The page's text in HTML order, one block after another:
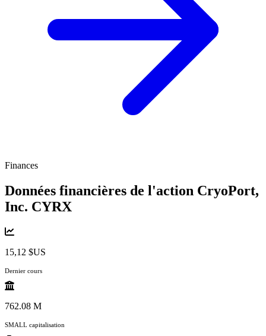
Finances
Données financières de l'action CryoPort,
Inc. CYRX
15,12 $US
Dernier cours
762.08 M
SMALL capitalisation